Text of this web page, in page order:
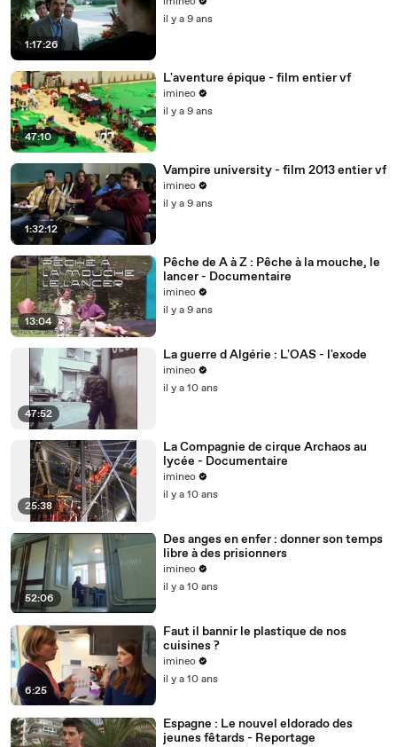
1:17:26
il y a 9 ans
47:10
L'aventure épique - film entier vf
imineo
il y a 9 ans
1:32:12
Vampire university - film 2013 entier vf
imineo
il y a 9 ans
13:04
Pêche de A à Z : Pêche à la mouche, le
lancer - Documentaire
imineo
il y a 9 ans
47:52
La guerre d Algérie : L'OAS - l'exode
imineo
il y a 10 ans
25:38
La Compagnie de cirque Archaos au
lycée - Documentaire
imineo
il y a 10 ans
52:06
Des anges en enfer : donner son temps
libre à des prisionners
imineo
il y a 10 ans
6:25
Faut il bannir le plastique de nos
cuisines ?
imineo
il y a 10 ans
Espagne : Le nouvel eldorado des
jeunes fêtards - Reportage